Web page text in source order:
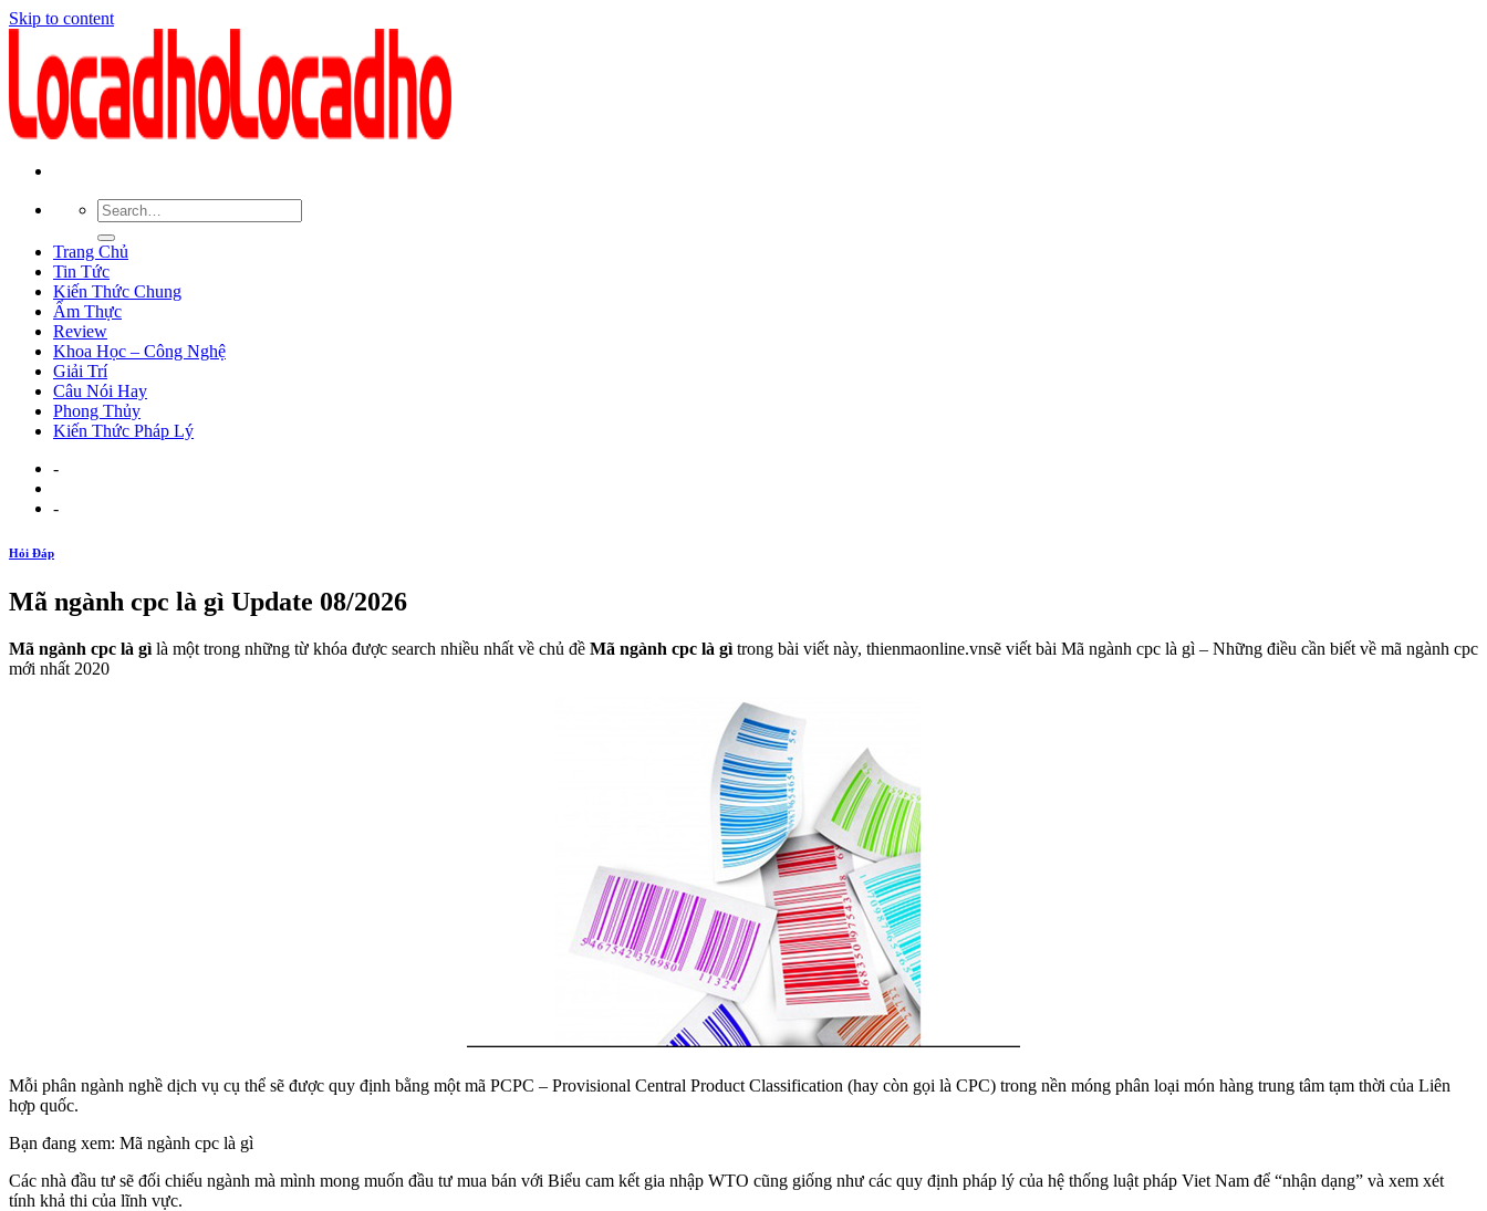
Skip to content
Trang Chủ
Tin Tức
Kiến Thức Chung
Ẩm Thực
Review
Khoa Học – Công Nghệ
Giải Trí
Câu Nói Hay
Phong Thủy
Kiến Thức Pháp Lý
-
-
Hỏi Đáp
Mã ngành cpc là gì Update 08/2026
Mã ngành cpc là gì là một trong những từ khóa được search nhiều nhất về chủ đề Mã ngành cpc là gì trong bài viết này, thienmaonline.vnsẽ viết bài Mã ngành cpc là gì – Những điều cần biết về mã ngành cpc
mới nhất 2020
Mỗi phân ngành nghề dịch vụ cụ thể sẽ được quy định bằng một mã PCPC – Provisional Central Product Classification (hay còn gọi là CPC) trong nền móng phân loại món hàng trung tâm tạm thời của Liên
hợp quốc.
Bạn đang xem: Mã ngành cpc là gì
Các nhà đầu tư sẽ đối chiếu ngành mà mình mong muốn đầu tư mua bán với Biểu cam kết gia nhập WTO cũng giống như các quy định pháp lý của hệ thống luật pháp Viet Nam để “nhận dạng” và xem xét
tính khả thi của lĩnh vực.